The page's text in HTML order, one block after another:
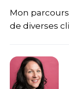
Mon
de diverses